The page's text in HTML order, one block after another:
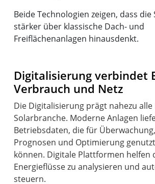
Beide Technologien zeigen, dass
stärker über klassische Dach- und
Freiflächenanlagen hinausdenkt.
Digitalisierung verbindet
Verbrauch und Netz
Die Digitalisierung prägt nahezu
Solarbranche. Moderne Anlagen
Betriebsdaten, die für
Prognosen und Optimierung
können. Digitale Plattformen helfen
Energieflüsse zu analysieren und
steuern.